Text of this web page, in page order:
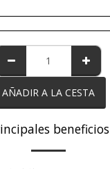
AÑADIR A LA CESTA
beneficios